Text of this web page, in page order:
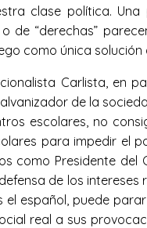
clase política.
o de “derechas”
como única
Carlista, en
de la
escolares, no
para impedir el
como Presidente
de los
el español, puede
real a sus